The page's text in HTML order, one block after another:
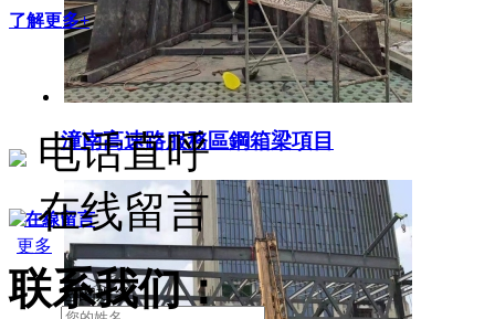
潼南高速路服務區鋼箱梁項目
了解更多+
在線留言
更多
您的姓名
电话直呼
在线留言
联系我们：